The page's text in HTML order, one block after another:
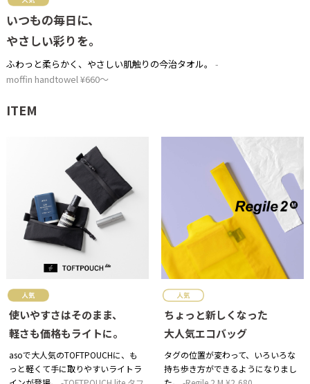
いつもの毎日に、
やさしい彩りを。
ふわっと柔らかく、やさしい肌触りの今治タオル。
moffin handtowel ¥660～
ITEM
使いやすさはそのまま、
軽さも価格もライトに。
asoで大人気のTOFTPOUCHに、も
っと軽くて手に取りやすいライトラ
ちょっと新しくなった
大人気エコバッグ
タグの位置が変わって、いろいろな
持ち歩き方ができるようになりまし